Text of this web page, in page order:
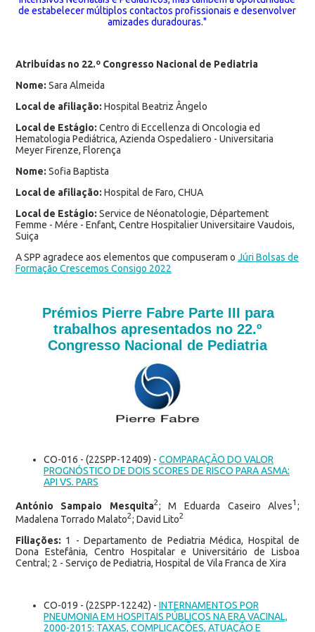
de estabelecer múltiplos contactos profissionais e desenvolver
amizades duradouras."
Atribuídas no 22.º Congresso Nacional de Pediatria
Nome: Sara Almeida
Local de afiliação: Hospital Beatriz Ângelo
Local de Estágio: Centro di Eccellenza di Oncologia ed
Hematologia Pediátrica, Azienda Ospedaliero - Universitaria
Meyer Firenze, Florença
Nome: Sofia Baptista
Local de afiliação: Hospital de Faro, CHUA
Local de Estágio: Service de Néonatologie, Département
Femme - Mére - Enfant, Centre Hospitalier Universitaire Vaudois,
Suiça
A SPP agradece aos elementos que compuseram o Júri Bolsas de
Formação Crescemos Consigo 2022
Prémios Pierre Fabre Parte III para
trabalhos apresentados no 22.º
Congresso Nacional de Pediatria
CO-016 - (22SPP-12409) - COMPARAÇÃO DO VALOR
PROGNÓSTICO DE DOIS SCORES DE RISCO PARA ASMA:
API VS. PARS
António Sampaio Mesquita2; M Eduarda Caseiro Alves1 ;
Madalena Torrado Malato2; David Lito2
Filiações: 1 - Departamento de Pediatria Médica, Hospital de
Dona Estefânia, Centro Hospitalar e Universitário de Lisboa
Central; 2 - Serviço de Pediatria, Hospital de Vila Franca de Xira
CO-019 - (22SPP-12242) - INTERNAMENTOS POR
PNEUMONIA EM HOSPITAIS PÚBLICOS NA ERA VACINAL,
2000-2015: TAXAS, COMPLICAÇÕES, ATUAÇÃO E